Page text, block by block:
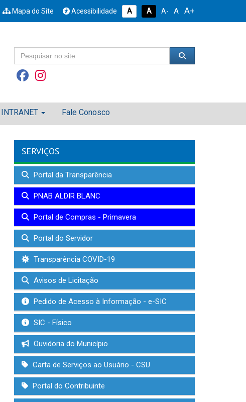
Mapa do Site Acessibilidade A A A- A A+
INTRANET Fale Conosco
SERVIÇOS
Portal da Transparência
PNAB ALDIR BLANC
Portal de Compras - Primavera
Portal do Servidor
Transparência COVID-19
Avisos de Licitação
Pedido de Acesso à Informação - e-SIC
SIC - Físico
Ouvidoria do Município
Carta de Serviços ao Usuário - CSU
Portal do Contribuinte